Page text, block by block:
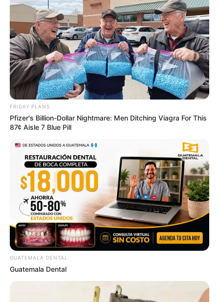
Guatemala Dental
GUATEMALA DENTAL
Pfizer's Worst Nightmare: Men Canceling $80
Prescriptions For This 87¢ Blue Pill Hack
FRIDAY PLANS
FRIDAY PLANS
Pfizer's Billion-Dollar Nightmare: Men Ditching Viagra For This
87¢ Aisle 7 Blue Pill
GUATEMALA DENTAL
Guatemala Dental